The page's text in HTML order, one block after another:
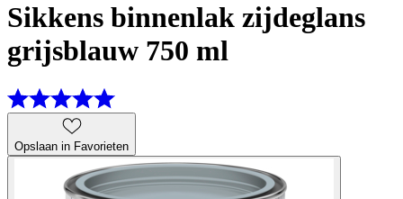
Sikkens binnenlak zijdeglans
grijsblauw 750 ml
Opslaan in Favorieten